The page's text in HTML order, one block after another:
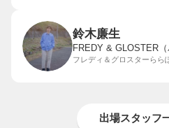
鈴木廉生
FREDY & GLOSTER（
フレディ＆グロスターらら
出場スタッフ